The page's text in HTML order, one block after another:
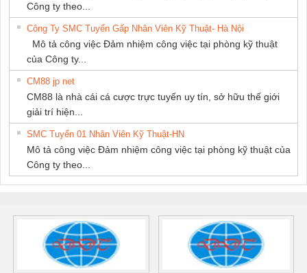
Công ty theo...
Công Ty SMC Tuyển Gấp Nhân Viên Kỹ Thuật- Hà Nội
Mô tả công việc Đảm nhiệm công việc tại phòng kỹ thuật
của Công ty...
CM88 jp net
CM88 là nhà cái cá cược trực tuyến uy tín, sở hữu thế giới
giải trí hiện...
SMC Tuyển 01 Nhân Viên Kỹ Thuật-HN
Mô tả công việc Đảm nhiệm công việc tại phòng kỹ thuật của
Công ty theo...